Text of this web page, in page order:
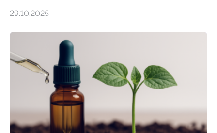
Forschende die bisher älteste bekannte Stechmücken-
Region Kachin in Myanmar und hat sich in
ausgezeichnetem Zustand erhalten. Es konnte als neue
Art einer neuen Gattung beschrieben werden und trägt
nun den Namen Cretosabethes primaevus. Dieser erste
fossile Nachweis einer Stechmückenlarve in Bernstein
stellt gleichzeitig den ersten Fossilfund einer
Mückenlarve aus dem Mesozoikum dar, denn…
29.10.2025